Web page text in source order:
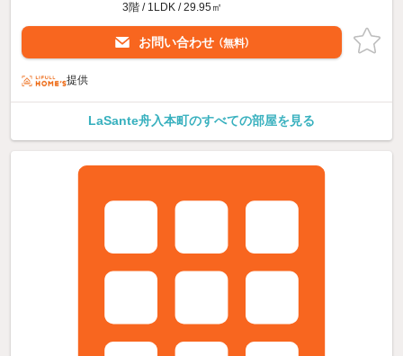
3階 / 1LDK / 29.95㎡
お問い合わせ （無料）
提供
LaSante舟入本町のすべての部屋を見る